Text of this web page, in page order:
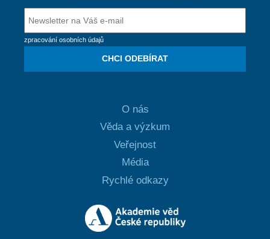
zpracování osobních údajů
CHCI ODEBÍRAT
O nás
Věda a výzkum
Veřejnost
Média
Rychlé odkazy